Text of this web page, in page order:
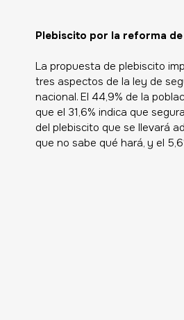
Plebiscito por la reforma
La propuesta de plebiscito
tres aspectos de la ley de
nacional. El 44,9% de la
que el 31,6% indica que
del plebiscito que se llevará
que no sabe qué hará, y el